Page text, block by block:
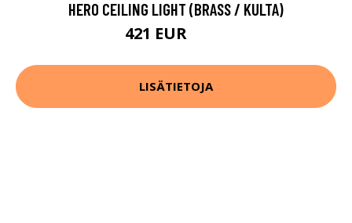
HERO CEILING LIGHT (BRASS / KULTA)
421 EUR
LISÄTIETOJA